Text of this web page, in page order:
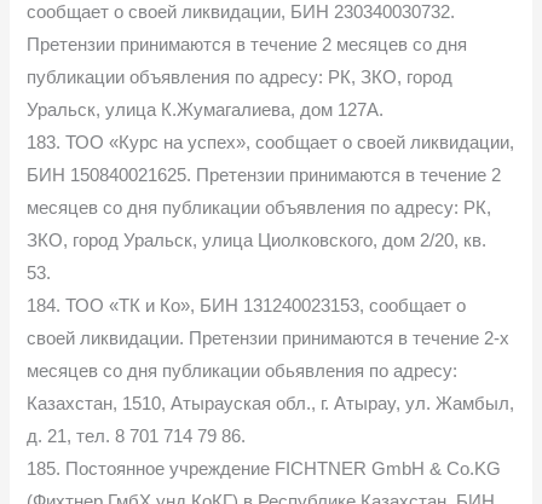
сообщает о своей ликвидации, БИН 230340030732.
Претензии принимаются в течение 2 месяцев со дня
публикации объявления по адресу: РК, ЗКО, город
Уральск, улица К.Жумагалиева, дом 127А.
183. ТОО «Курс на успех», сообщает о своей ликвидации,
БИН 150840021625. Претензии принимаются в течение 2
месяцев со дня публикации объявления по адресу: РК,
ЗКО, город Уральск, улица Циолковского, дом 2/20, кв.
53.
184. ТОО «ТК и Ко», БИН 131240023153, сообщает о
своей ликвидации. Претензии принимаются в течение 2-х
месяцев со дня публикации обьявления по адресу:
Казахстан, 1510, Атырауская обл., г. Атырау, ул. Жамбыл,
д. 21, тел. 8 701 714 79 86.
185. Постоянное учреждение FICHTNER GmbH & Co.KG